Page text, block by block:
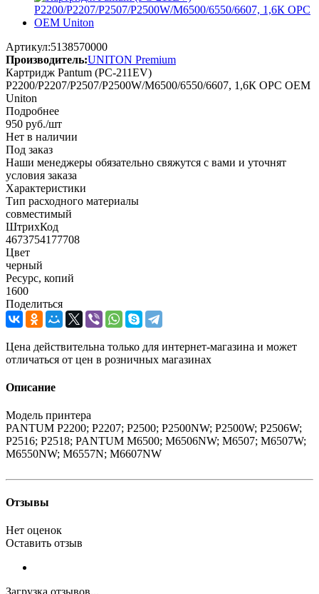
Артикул:5138570000
Производитель:UNITON Premium
Картридж Pantum (PC-211EV)
P2200/P2207/P2507/P2500W/M6500/6550/6607, 1,6К OPC OEM
Uniton
Подробнее
950 руб./шт
Нет в наличии
Под заказ
Наши менеджеры обязательно свяжутся с вами и уточнят
условия заказа
Характеристики
Тип расходного материалы
совместимый
ШтрихКод
4673754177708
Цвет
черный
Ресурс, копий
1600
Поделиться
Цена действительна только для интернет-магазина и может
отличаться от цен в розничных магазинах
Описание
Модель принтера
PANTUM P2200; P2207; P2500; P2500NW; P2500W; P2506W;
P2516; P2518; PANTUM M6500; M6506NW; M6507; M6507W;
M6550NW; M6557N; M6607NW
Отзывы
Нет оценок
Оставить отзыв
Загрузка отзывов...